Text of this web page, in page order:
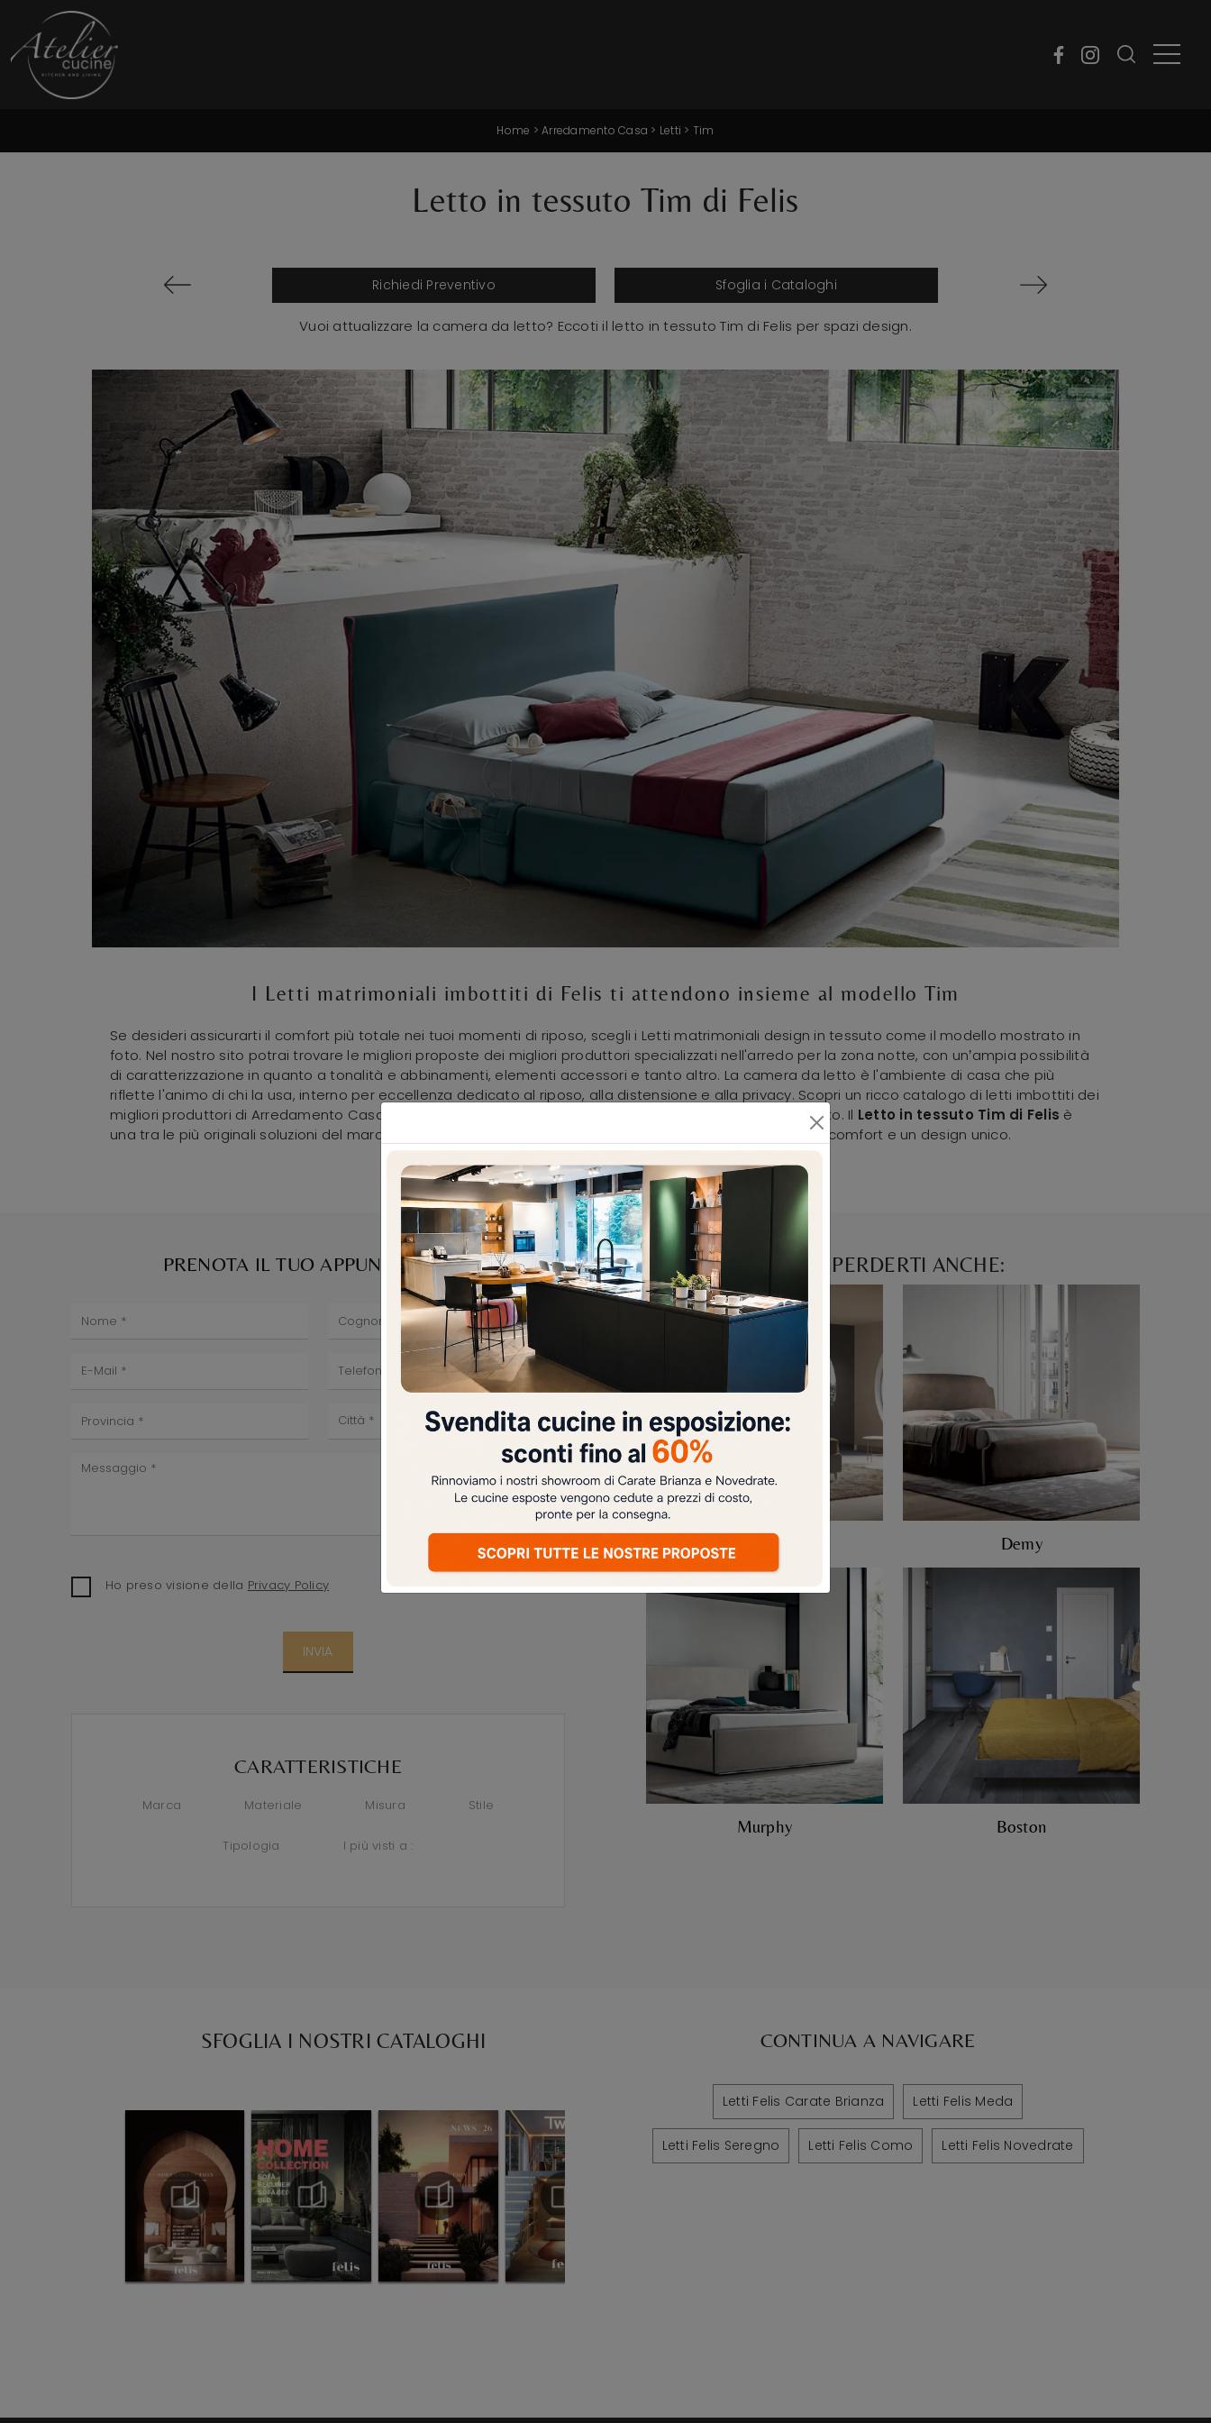
Home >Arredamento Casa > Letti > Tim
Letto in tessuto Tim di Felis
Richiedi Preventivo Sfoglia i Cataloghi
Vuoi attualizzare la camera da letto? Eccoti il letto in tessuto Tim di Felis per spazi design.
I Letti matrimoniali imbottiti di Felis ti attendono insieme al modello Tim
Se desideri assicurarti il comfort più totale nei tuoi momenti di riposo, scegli i Letti matrimoniali design in tessuto come il modello mostrato in
foto. Nel nostro sito potrai trovare le migliori proposte dei migliori produttori specializzati nell'arredo per la zona notte, con un’ampia possibilità
di caratterizzazione in quanto a tonalità e abbinamenti, elementi accessori e tanto altro. La camera da letto è l'ambiente di casa che più
riflette l'animo di chi la usa, interno per eccellenza dedicato al riposo, alla distensione e alla privacy. Scopri un ricco catalogo di letti imbottiti dei
migliori produttori di Arredamento Casa disponibili nel nostro showroom e valorizza la tua camera da letto. Il Letto in tessuto Tim di Felis è
una tra le più originali soluzioni del marchio, specialista del buon sonno, capace di garantire funzionalità, comfort e un design unico.
PRENOTA IL TUO APPUNTAMENTO
Ho preso visione della Privacy Policy
INVIA
CARATTERISTICHE
Marca Materiale Misura Stile
Tipologia I più visti a :
NON PERDERTI ANCHE:
Josephine Demy
Murphy Boston
SFOGLIA I NOSTRI CATALOGHI CONTINUA A NAVIGARE
Letti Felis Carate Brianza Letti Felis Meda
Letti Felis Seregno Letti Felis Como Letti Felis Novedrate